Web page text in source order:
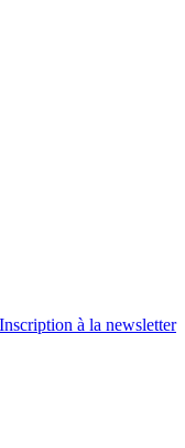
Inscription à la newsletter